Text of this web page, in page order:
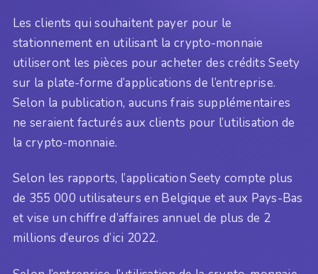
Les clients qui souhaitent payer pour le
stationnement en utilisant la crypto-monnaie
utiliseront les pièces pour acheter des crédits Seety
sur la plate-forme d’applications de l’entreprise.
Selon la publication, aucuns frais supplémentaires
ne seraient facturés aux clients pour l’utilisation de
la crypto-monnaie.
Selon les rapports, l’application Seety compte plus
de 355 000 utilisateurs en Belgique et aux Pays-Bas
et vise un chiffre d’affaires annuel de plus de 2
millions d’euros d’ici 2022.